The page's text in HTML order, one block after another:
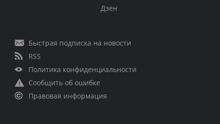
Дзен
Быстрая подписка на новости
RSS
Политика конфиденциальности
Сообщить об ошибке
Правовая информация